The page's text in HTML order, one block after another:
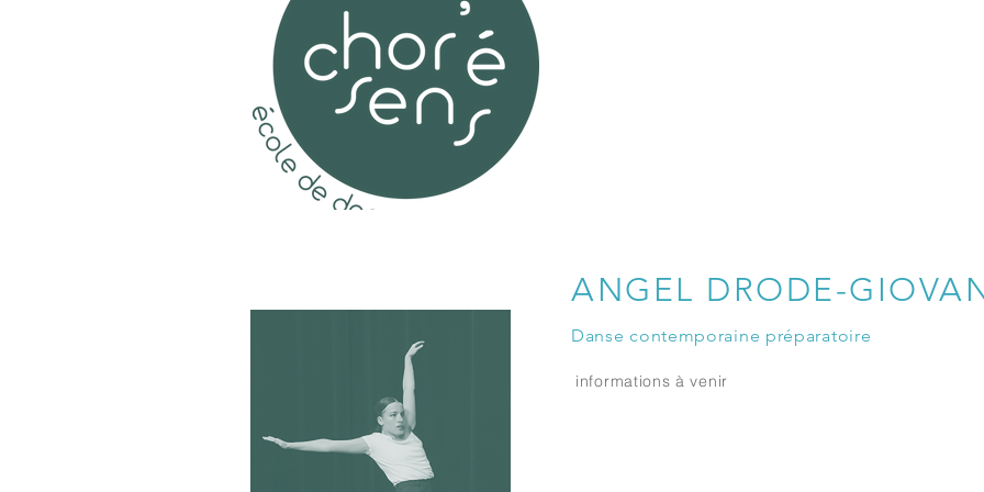
ANGEL DRODE-
Danse contemporaine préparatoire
informations à venir